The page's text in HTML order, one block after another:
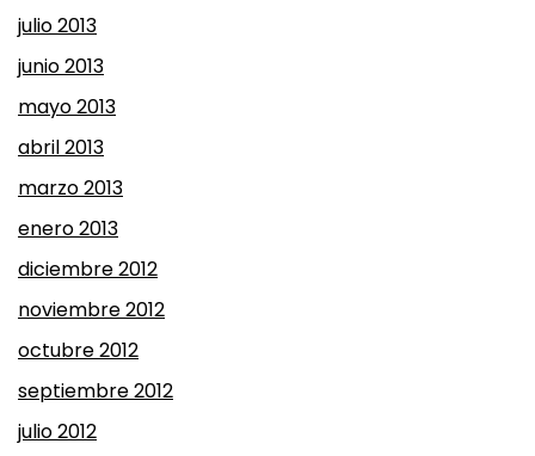
julio 2013
junio 2013
mayo 2013
abril 2013
marzo 2013
enero 2013
diciembre 2012
noviembre 2012
octubre 2012
septiembre 2012
julio 2012